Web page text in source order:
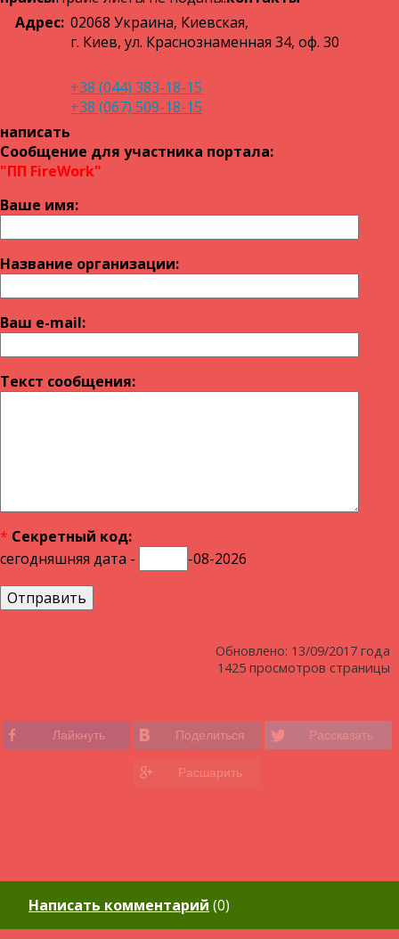
Адрес: 02068 Украина, Киевская,
г. Киев, ул. Краснознаменная 34, оф. 30
+38 (044) 383-18-15
+38 (067) 509-18-15
написать
Сообщение для участника портала:
"ПП FireWork"
Ваше имя:
Название оргaнизации:
Ваш e-mail:
Текст сообщения:
* Секретный код:
сегодняшняя дата -
-08-2026
Обновлено: 13/09/2017 года
1425 просмотров страницы
Лайкнуть Поделиться Рассказать
Расшарить
Написать комментарий (0)